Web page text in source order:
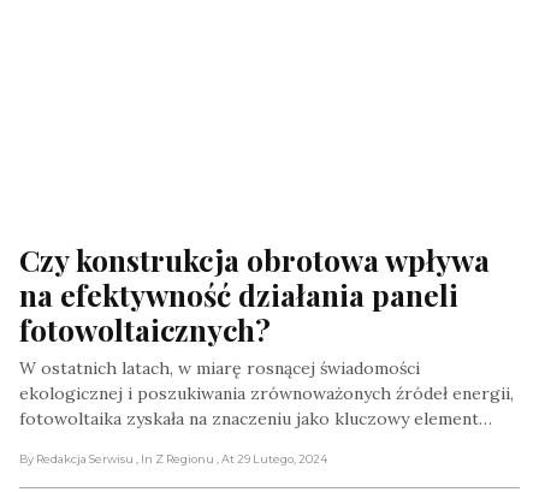
Czy konstrukcja obrotowa wpływa
na efektywność działania paneli
fotowoltaicznych?
W ostatnich latach, w miarę rosnącej świadomości
ekologicznej i poszukiwania zrównoważonych źródeł energii,
fotowoltaika zyskała na znaczeniu jako kluczowy element…
By Redakcja Serwisu , In Z Regionu , At 29 Lutego, 2024